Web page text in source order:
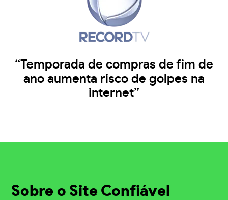
“Temporada de compras de fim de
ano aumenta risco de golpes na
internet”
Sobre o Site Confiável